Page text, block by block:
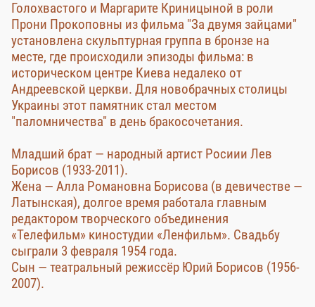
Голохвастого и Маргарите Криницыной в роли
Прони Прокоповны из фильма "За двумя зайцами"
установлена скульптурная группа в бронзе на
месте, где происходили эпизоды фильма: в
историческом центре Киева недалеко от
Андреевской церкви. Для новобрачных столицы
Украины этот памятник стал местом
"паломничества" в день бракосочетания.
Младший брат — народный артист Росиии Лев
Борисов (1933-2011).
Жена — Алла Романовна Борисова (в девичестве —
Латынская), долгое время работала главным
редактором творческого объединения
«Телефильм» киностудии «Ленфильм». Свадьбу
сыграли 3 февраля 1954 года.
Сын — театральный режиссёр Юрий Борисов (1956-
2007).